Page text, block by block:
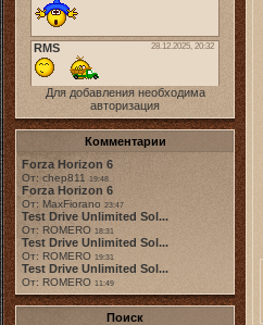
Для добавления необходима
авторизация
Комментарии
Forza Horizon 6
От: chep811 19:48
Forza Horizon 6
От: MaxFiorano 23:47
Test Drive Unlimited Sol...
От: ROMERO 18:31
Test Drive Unlimited Sol...
От: ROMERO 19:31
Test Drive Unlimited Sol...
От: ROMERO 11:49
Поиск